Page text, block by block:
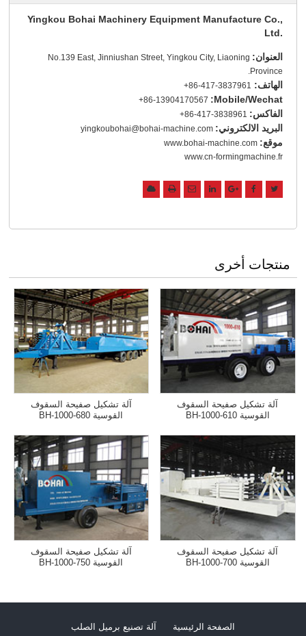
Yingkou Bohai Machinery Equipment Manufacture Co.,
Ltd.
العنوان: No.139 East, Jinniushan Street, Yingkou City, Liaoning
Province.
الهاتف: +86-417-3837961
Mobile/Wechat:
+86-13904170567
الفاكس: +86-417-3838961
البريد الالكتروني: yingkoubohai@bohai-machine.com
موقع: www.bohai-machine.com
www.cn-formingmachine.fr
منتجات أخرى
آلة تشكيل صفيحة السقوف
القوسية BH-1000-610
آلة تشكيل صفيحة السقوف
القوسية BH-1000-680
آلة تشكيل صفيحة السقوف
القوسية BH-1000-700
آلة تشكيل صفيحة السقوف
القوسية BH-1000-750
الصفحة الرئيسية آلة تصنيع برميل الصلب